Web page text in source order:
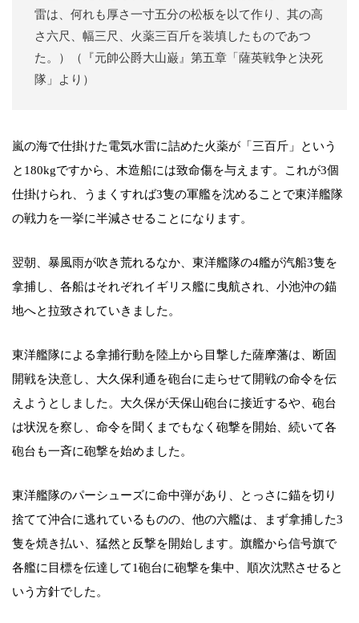
雷は、何れも厚さ一寸五分の松板を以て作り、其の高
さ六尺、幅三尺、火薬三百斤を装填したものであつ
た。）（『元帥公爵大山巌』第五章「薩英戦争と決死
隊」より）
嵐の海で仕掛けた電気水雷に詰めた火薬が「三百斤」という
と180kgですから、木造船には致命傷を与えます。これが3個
仕掛けられ、うまくすれば3隻の軍艦を沈めることで東洋艦隊
の戦力を一挙に半減させることになります。
翌朝、暴風雨が吹き荒れるなか、東洋艦隊の4艦が汽船3隻を
拿捕し、各船はそれぞれイギリス艦に曳航され、小池沖の錨
地へと拉致されていきました。
東洋艦隊による拿捕行動を陸上から目撃した薩摩藩は、断固
開戦を決意し、大久保利通を砲台に走らせて開戦の命令を伝
えようとしました。大久保が天保山砲台に接近するや、砲台
は状況を察し、命令を聞くまでもなく砲撃を開始、続いて各
砲台も一斉に砲撃を始めました。
東洋艦隊のパーシューズに命中弾があり、とっさに錨を切り
捨てて沖合に逃れているものの、他の六艦は、まず拿捕した3
隻を焼き払い、猛然と反撃を開始します。旗艦から信号旗で
各艦に目標を伝達して1砲台に砲撃を集中、順次沈黙させると
いう方針でした。